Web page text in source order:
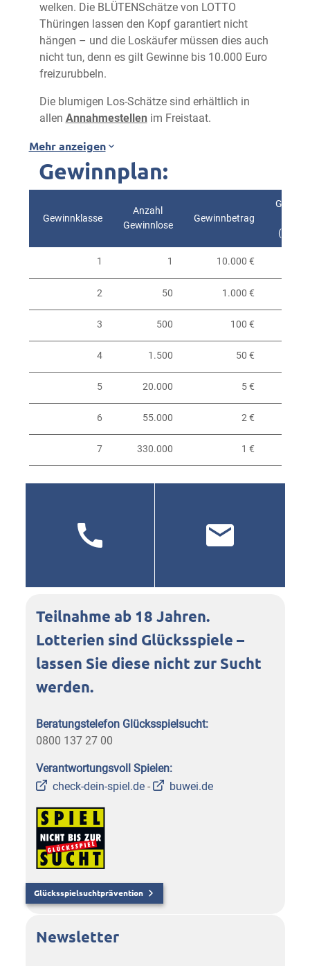
welken. Die BLÜTENSchätze von LOTTO
Thüringen lassen den Kopf garantiert nicht
hängen – und die Loskäufer müssen dies auch
nicht tun, denn es gilt Gewinne bis 10.000 Euro
freizurubbeln.
Die blumigen Los-Schätze sind erhältlich in
allen Annahmestellen im Freistaat.
Mehr anzeigen
Gewinnplan:
Gewinnklasse
Anzahl
Gewinnlose
Gewinnbetrag
1 1 10.000 €
2 50 1.000 €
3 500 100 €
4 1.500 50 €
5 20.000 5 €
6 55.000 2 €
7 330.000 1 €
Teilnahme ab 18 Jahren.
Lotterien sind Glücksspiele –
lassen Sie diese nicht zur Sucht
werden.
Beratungstelefon Glücksspielsucht:
0800 137 27 00
Verantwortungsvoll Spielen:
check-dein-spiel.de- buwei.de
Glücksspielsuchtprävention
Newsletter